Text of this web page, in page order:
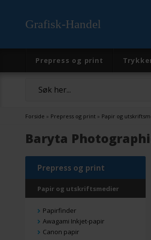
Grafisk-Handel
Prepress og print
Forside » Prepress og print » Papir og
Baryta
Prepress og print
Papir og utskriftsmedier
Papirfinder
Awagami Inkjet-papir
Canon papir